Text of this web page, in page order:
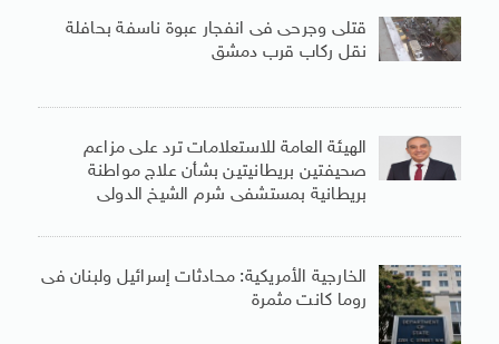
قتلى وجرحى فى انفجار عبوة ناسفة بحافلة
نقل ركاب قرب دمشق
الهيئة العامة للاستعلامات ترد على مزاعم
صحيفتين بريطانيتين بشأن علاج مواطنة
بريطانية بمستشفى شرم الشيخ الدولى
الخارجية الأمريكية: محادثات إسرائيل ولبنان فى
روما كانت مثمرة